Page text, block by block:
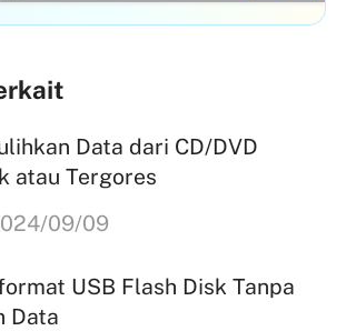
Data dari CD/DVD
atau Tergores
09/09
USB Flash Disk Tanpa
Data